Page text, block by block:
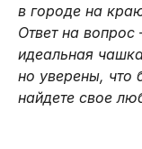
в городе на
Ответ на
идеальная
но уверены, что
найдете свое